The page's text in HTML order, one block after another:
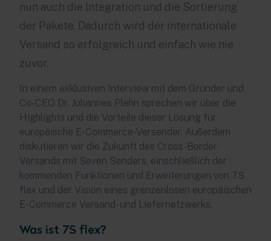
nun auch die Integration und die Sortierung
der Pakete. Dadurch wird der internationale
Versand so erfolgreich und einfach wie nie
zuvor.
In einem exklusiven Interview mit dem Gründer und
Co-CEO Dr. Johannes Plehn sprechen wir über die
Highlights und die Vorteile dieser Lösung für
europäische E-Commerce-Versender. Außerdem
diskutieren wir die Zukunft des Cross-Border
Versands mit Seven Senders, einschließlich der
kommenden Funktionen und Erweiterungen von 7S
flex und der Vision eines grenzenlosen europäischen
E-Commerce Versand- und Liefernetzwerks.
Was ist 7S flex?